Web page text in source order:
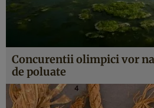
Concurentii olimpici vor
de poluate